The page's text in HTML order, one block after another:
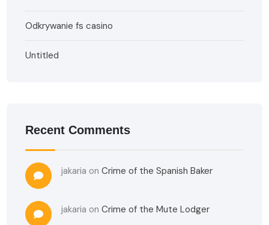
Odkrywanie fs casino
Untitled
Recent Comments
jakaria onCrime of the Spanish Baker
jakaria onCrime of the Mute Lodger